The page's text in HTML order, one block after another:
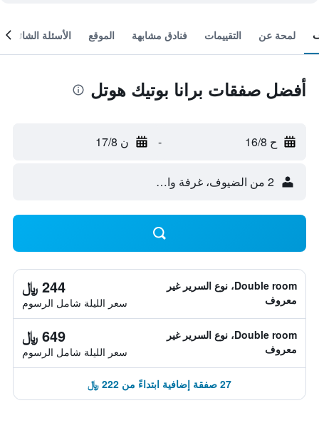
لمحة عن التقييمات فنادق مشابهة الموقع الأسئلة الشائعة
أفضل صفقات برانا بوتيك هوتل
ح 16/8 - ن 17/8
2 من الضيوف، غرفة واحدة
Double room، نوع السرير غير
معروف
244 ﷼
سعر الليلة شامل الرسوم
Double room، نوع السرير غير
معروف
649 ﷼
سعر الليلة شامل الرسوم
27 صفقة إضافية ابتداءً من 222 ﷼